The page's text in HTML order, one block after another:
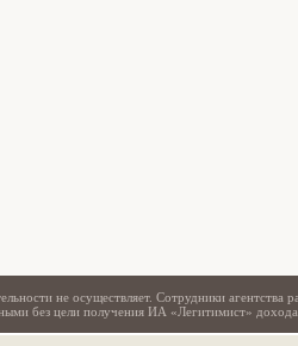
не осуществляет. Сотрудники агентства
без цели получения ИА «Легитимист»